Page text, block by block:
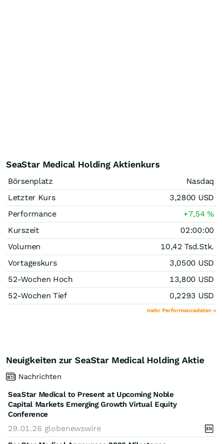
SeaStar Medical Holding Aktienkurs
Börsenplatz
Nasdaq
Letzter Kurs
3,2800 USD
Performance
+7,54%
Kurszeit
02:00:00
Volumen
10,42 Tsd.Stk.
Vortageskurs
3,0500 USD
52-Wochen Hoch
13,800 USD
52-Wochen Tief
0,2293 USD
mehr Performancedaten »
Neuigkeiten zur SeaStar Medical Holding Aktie
Nachrichten
SeaStar Medical to Present at Upcoming Noble
Capital Markets Emerging Growth Virtual Equity
Conference
29.01.26 globenewswire